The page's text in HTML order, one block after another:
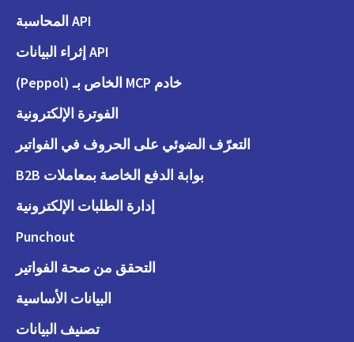
API المحاسبة
API إثراء البيانات
خادم MCP الخاص بـ (Peppol)
الفوترة الإلكترونية
التعرّف الضوئي على الحروف في الفواتير
بوابة الدفع الخاصة بمعاملات B2B
إدارة الطلبات الإلكترونية
Punchout
التحقق من صحة الفواتير
البيانات الأساسية
تصنيف البيانات